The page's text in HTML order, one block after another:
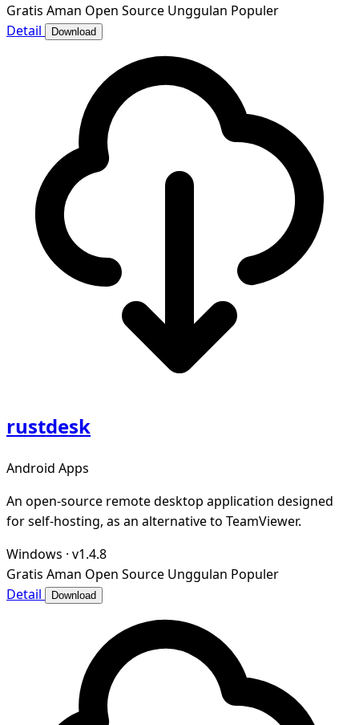
Gratis Aman Open Source Unggulan Populer
Detail
Download
rustdesk
Android Apps
An open-source remote desktop application designed
for self-hosting, as an alternative to TeamViewer.
Windows · v1.4.8
Gratis Aman Open Source Unggulan Populer
Detail
Download